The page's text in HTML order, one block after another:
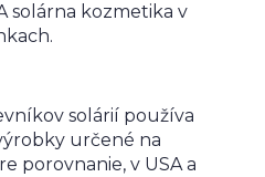
solárna kozmetika v
solárií používa
určené na
porovnanie, v USA a